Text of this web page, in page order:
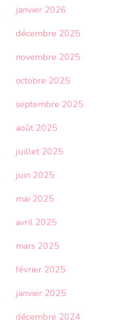
janvier 2026
décembre 2025
novembre 2025
octobre 2025
septembre 2025
août 2025
juillet 2025
juin 2025
mai 2025
avril 2025
mars 2025
février 2025
janvier 2025
décembre 2024